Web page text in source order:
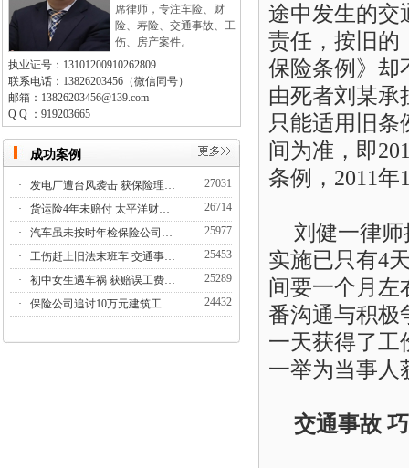
席律师，专注车险、财
险、寿险、交通事故、工
伤、房产案件。
执业证号：13101200910262809
联系电话：13826203456（微信同号）
邮箱：13826203456@139.com
Q Q ：919203665
成功案例
· 发电厂遭台风袭击 获保险理…
27031
·
货运险4年未赔付 太平洋财…
26714
·
汽车虽未按时年检保险公司…
25977
·
工伤赶上旧法末班车 交通事…
25453
·
初中女生遇车祸 获赔误工费…
25289
·
保险公司追讨10万元建筑工… 24432
途中发生的交
责任，按旧的
保险条例》 却
由死者刘 某承
只能适用旧
间为准，即
条例， 2011年
刘健一律
实施已只有4
间要一个月左
番沟通与积极
一天获得了工
一举为当事人
交通事故